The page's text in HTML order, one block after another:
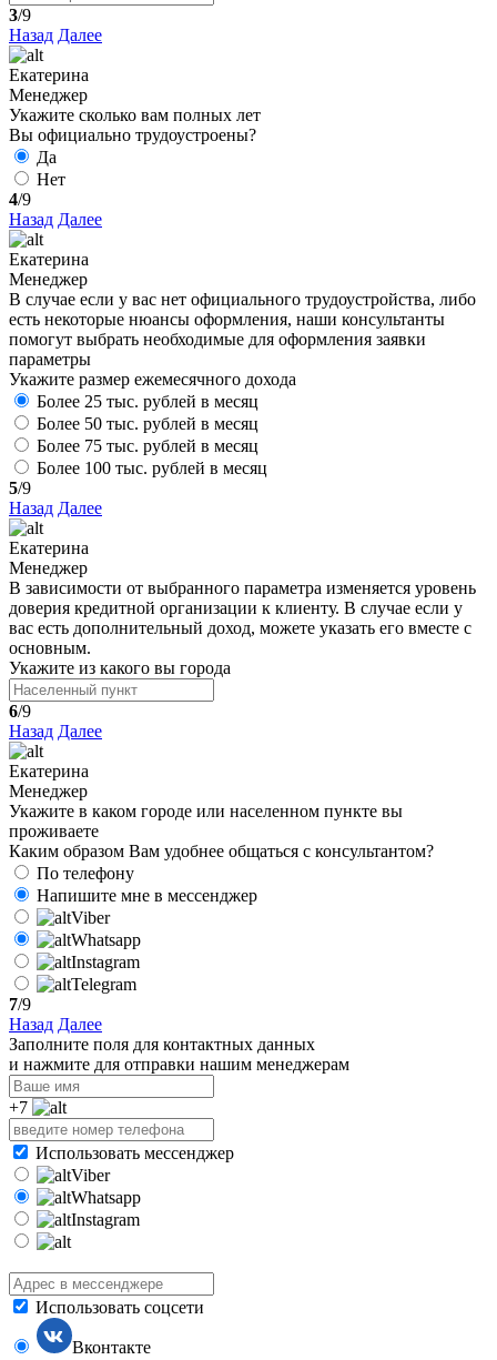
3/9
Назад Далее
Екатерина
Менеджер
Укажите сколько вам полных лет
Вы официально трудоустроены?
Да
Нет
4/9
Назад Далее
Екатерина
Менеджер
В случае если у вас нет официального трудоустройства, либо
есть некоторые нюансы оформления, наши консультанты
помогут выбрать необходимые для оформления заявки
параметры
Укажите размер ежемесячного дохода
Более 25 тыс. рублей в месяц
Более 50 тыс. рублей в месяц
Более 75 тыс. рублей в месяц
Более 100 тыс. рублей в месяц
5/9
Назад Далее
Екатерина
Менеджер
В зависимости от выбранного параметра изменяется уровень
доверия кредитной организации к клиенту. В случае если у
вас есть дополнительный доход, можете указать его вместе с
основным.
Укажите из какого вы города
6/9
Назад Далее
Екатерина
Менеджер
Укажите в каком городе или населенном пункте вы
проживаете
Каким образом Вам удобнее общаться с консультантом?
По телефону
Напишите мне в мессенджер
Viber
Whatsapp
Instagram
Telegram
7/9
Назад Далее
Заполните поля для контактных данных
и нажмите для отправки нашим менеджерам
+7
Использовать мессенджер
Viber
Whatsapp
Instagram
Использовать соцсети
Вконтакте